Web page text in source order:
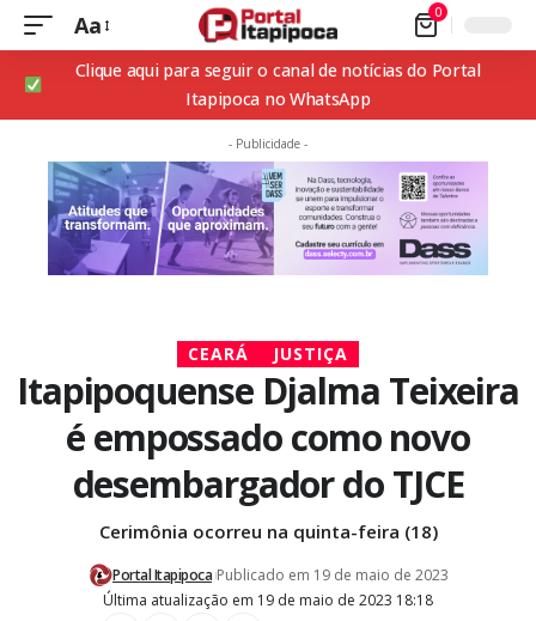
Aa 0
Clique aqui para seguir o canal de notícias do Portal
Itapipoca no WhatsApp
- Publicidade -
CEARÁ JUSTIÇA
Itapipoquense Djalma Teixeira
é empossado como novo
desembargador do TJCE
Cerimônia ocorreu na quinta-feira (18)
Última atualização em 19 de maio de 2023 18:18
Portal Itapipoca Publicado em 19 de maio de 2023